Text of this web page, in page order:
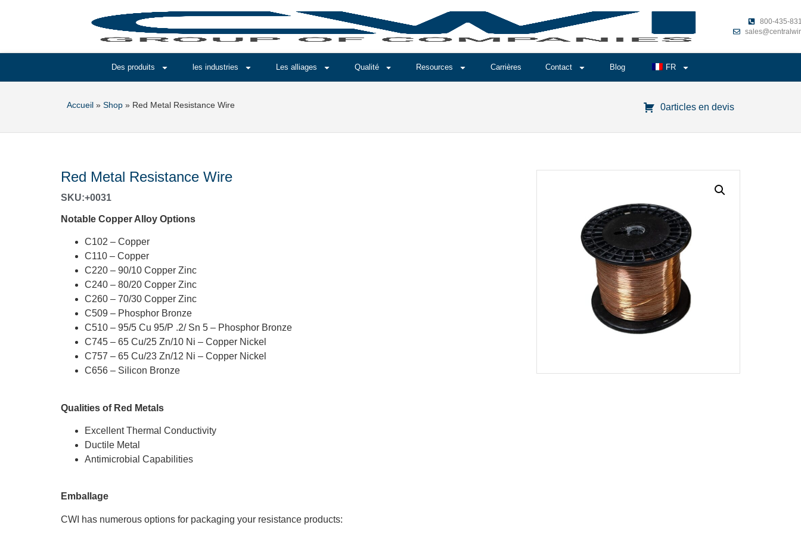
800-435-
Des produits les industries Les alliages Qualité Resources Carrières Contact Blog FR
Accueil » Shop » Red Metal Resistance Wire 0articles en devis
Red Metal Resistance Wire
SKU:+0031
Notable Copper Alloy Options
C102 – Copper
C110 – Copper
C220 – 90/10 Copper Zinc
C240 – 80/20 Copper Zinc
C260 – 70/30 Copper Zinc
C509 – Phosphor Bronze
C510 – 95/5 Cu 95/P .2/ Sn 5 – Phosphor Bronze
C745 – 65 Cu/25 Zn/10 Ni – Copper Nickel
C757 – 65 Cu/23 Zn/12 Ni – Copper Nickel
C656 – Silicon Bronze
Qualities of Red Metals
Excellent Thermal Conductivity
Ductile Metal
Antimicrobial Capabilities
Emballage
CWI has numerous options for packaging your resistance products: